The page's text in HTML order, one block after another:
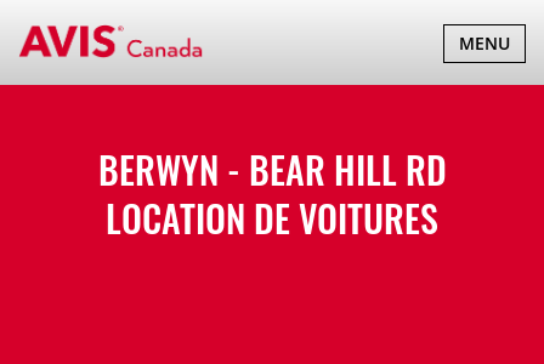
BASCULER
LA
MENU
BERWYN - BEAR HILL RD
LOCATION DE VOITURES